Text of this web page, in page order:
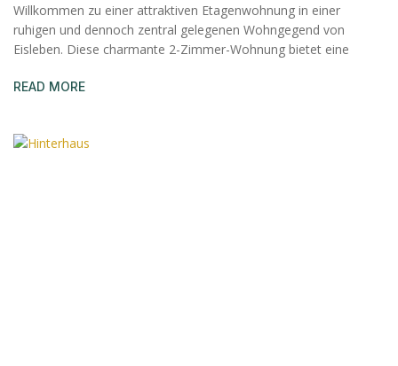
Willkommen zu einer attraktiven Etagenwohnung in einer
ruhigen und dennoch zentral gelegenen Wohngegend von
Eisleben. Diese charmante 2-Zimmer-Wohnung bietet eine
READ MORE